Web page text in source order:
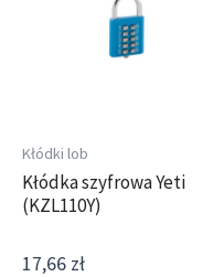
Kłódki lob
Kłódka szyfrowa Yeti
(KZL110Y)
17,66 zł